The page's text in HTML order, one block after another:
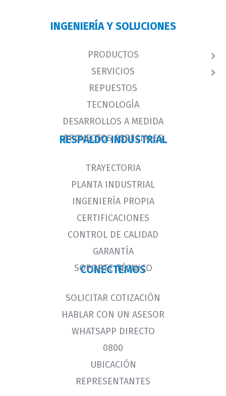
INGENIERÍA Y SOLUCIONES
PRODUCTOS
SERVICIOS
REPUESTOS
TECNOLOGÍA
DESARROLLOS A MEDIDA
PROYECTOS ESPECIALES
RESPALDO INDUSTRIAL
TRAYECTORIA
PLANTA INDUSTRIAL
INGENIERÍA PROPIA
CERTIFICACIONES
CONTROL DE CALIDAD
GARANTÍA
SOPORTE TÉCNICO
CONECTEMOS
SOLICITAR COTIZACIÓN
HABLAR CON UN ASESOR
WHATSAPP DIRECTO
0800
UBICACIÓN
REPRESENTANTES